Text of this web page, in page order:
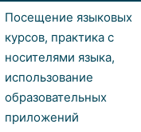
Посещение языковых
курсов, практика с
носителями языка,
использование
образовательных
приложений